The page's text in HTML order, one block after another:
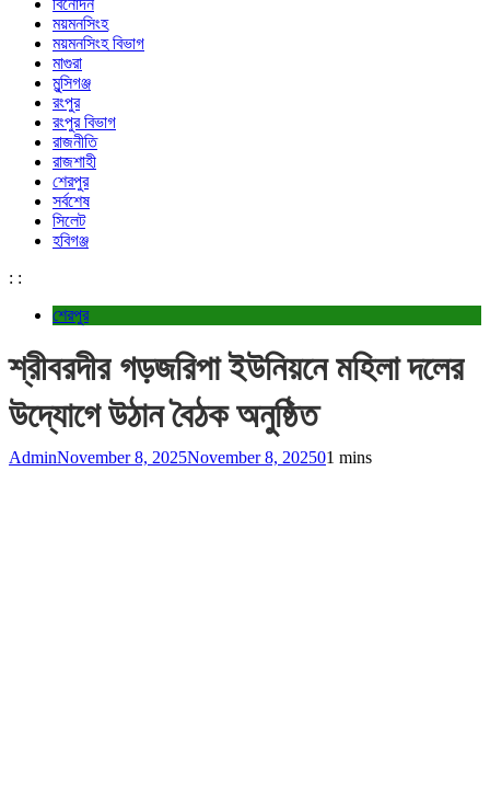
ময়মনসিংহ
ময়মনসিংহ বিভাগ
মাগুরা
মুন্সিগঞ্জ
রংপুর
রংপুর বিভাগ
রাজনীতি
রাজশাহী
শেরপুর
সর্বশেষ
সিলেট
হবিগঞ্জ
: :
শেরপুর
শ্রীবরদীর গড়জরিপা ইউনিয়নে মহিলা দলের
উদ্যোগে উঠান বৈঠক অনুষ্ঠিত
AdminNovember 8, 2025November 8, 202501 mins